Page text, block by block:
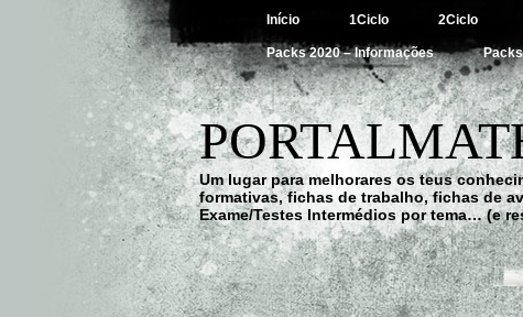
Início 1Ciclo 2Ciclo
Packs 2020 – Informações
Um lugar para melhorares os teus
formativas, fichas de trabalho, fichas de
Exame/Testes Intermédios por tema… (e